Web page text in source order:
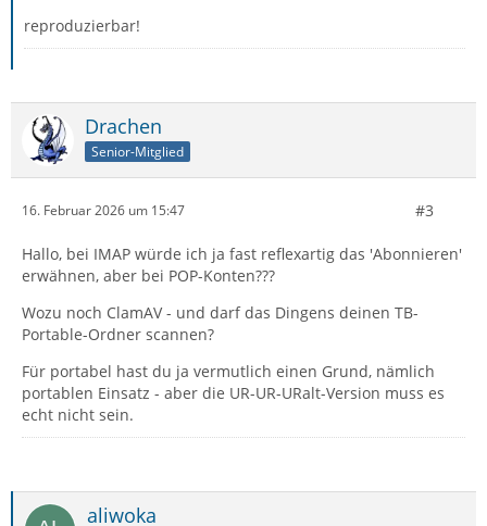
reproduzierbar!
Drachen
Senior-Mitglied
16. Februar 2026 um 15:47 #3
Hallo, bei IMAP würde ich ja fast reflexartig das 'Abonnieren'
erwähnen, aber bei POP-Konten???
Wozu noch ClamAV - und darf das Dingens deinen TB-
Portable-Ordner scannen?
Für portabel hast du ja vermutlich einen Grund, nämlich
portablen Einsatz - aber die UR-UR-URalt-Version muss es
echt nicht sein.
aliwoka